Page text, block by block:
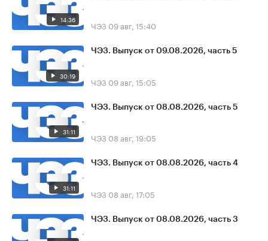
14:36 ЧЭЗ 09 авг, 15:40
30:19
ЧЭЗ. Выпуск от 09.08.2026, часть 5
ЧЭЗ 09 авг, 15:05
31:11
ЧЭЗ. Выпуск от 08.08.2026, часть 5
ЧЭЗ 08 авг, 19:05
31:11
ЧЭЗ. Выпуск от 08.08.2026, часть 4
ЧЭЗ 08 авг, 17:05
ЧЭЗ. Выпуск от 08.08.2026, часть 3